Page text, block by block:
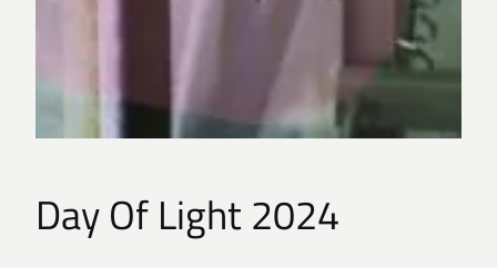
Day Of Light 2024